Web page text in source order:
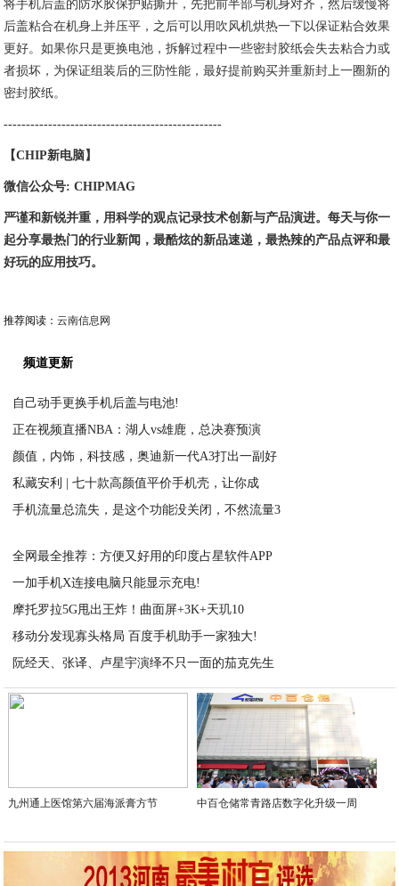
将手机后盖的防水胶保护贴撕开，先把前半部与机身对齐，然后缓慢将
后盖粘合在机身上并压平，之后可以用吹风机烘热一下以保证粘合效果
更好。如果你只是更换电池，拆解过程中一些密封胶纸会失去粘合力或
者损坏，为保证组装后的三防性能，最好提前购买并重新封上一圈新的
密封胶纸。
-------------------------------------------------
【CHIP新电脑】
微信公众号: CHIPMAG
严谨和新锐并重，用科学的观点记录技术创新与产品演进。每天与你一
起分享最热门的行业新闻，最酷炫的新品速递，最热辣的产品点评和最
好玩的应用技巧。
推荐阅读：云南信息网
频道更新
自己动手更换手机后盖与电池!
正在视频直播NBA：湖人vs雄鹿，总决赛预演
颜值，内饰，科技感，奥迪新一代A3打出一副好
私藏安利 | 七十款高颜值平价手机壳，让你成
手机流量总流失，是这个功能没关闭，不然流量3
全网最全推荐：方便又好用的印度占星软件APP
一加手机X连接电脑只能显示充电!
摩托罗拉5G甩出王炸！曲面屏+3K+天玑10
移动分发现寡头格局 百度手机助手一家独大!
阮经天、张译、卢星宇演绎不只一面的茄克先生
2021-03-01
九州通上医馆第六届海派膏方节 中百仓储常青路店数字化升级一周